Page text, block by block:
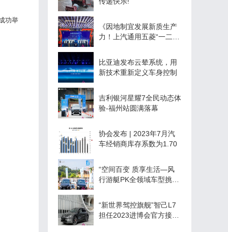
功举
《因地制宜发展新质生产
力！上汽通用五菱“一二
碑，谱写新能源高质量发
展新篇章》
比亚迪发布云辇系统，用
新技术重新定义车身控制
吉利银河星耀7全民动态体
验-福州站圆满落幕
协会发布 | 2023年7月汽
车经销商库存系数为1.70
“空间百变 质享生活—风
行游艇PK全领域车型挑战
“新世界驾控旗舰”智己L7
担任2023进博会官方接待